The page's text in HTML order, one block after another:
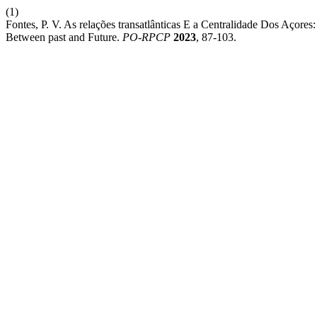
(1)
Fontes, P. V. As relações transatlânticas E a Centralidade Dos
Between past and Future. PO-RPCP 2023, 87-103.